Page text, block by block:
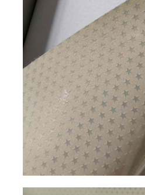
Otomotiv Deri
Ayakkabılar Deri malzemesi
Eldiven Deri
topu deri
Suni deri